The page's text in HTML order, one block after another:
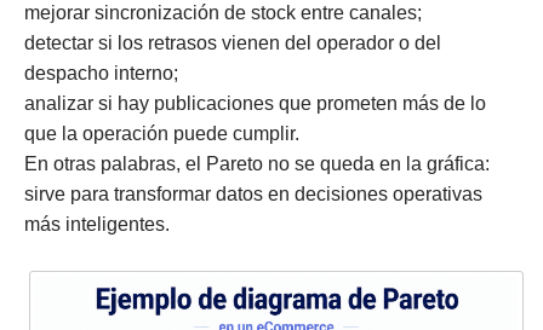
mejorar sincronización de stock entre canales;
detectar si los retrasos vienen del operador o del
despacho interno;
analizar si hay publicaciones que prometen más de lo
que la operación puede cumplir.
En otras palabras, el Pareto no se queda en la gráfica:
sirve para transformar datos en decisiones operativas
más inteligentes.